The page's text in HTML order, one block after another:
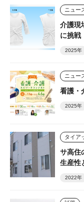
ニュー
介護現
に挑戦
2025年
ニュー
看護・
2025年
タイア
サ高住
生産性
2022年